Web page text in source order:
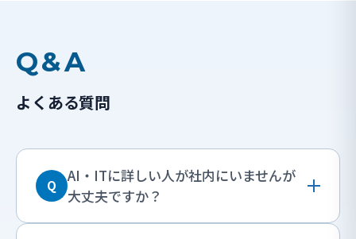
Q&A
よくある質問
Q
AI・ITに詳しい人が社内にいませんが
大丈夫ですか？